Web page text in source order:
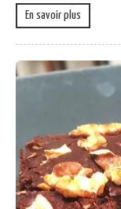
En savoir plus